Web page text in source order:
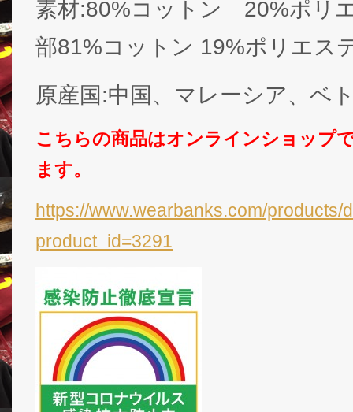
素材:80%コットン 20%ポ
部81%コットン 19%ポリエス
原産国:中国、マレーシア、ベ
こちらの商品はオンラインショップ
ます。
https://www.wearbanks.com/products/
product_id=3291